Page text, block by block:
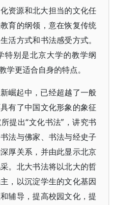
资源和北大担当的文化任
育的纲领，意在恢复传统
活方式和书法感受方式。
特别是北京大学的教学纲
学更适合自身的特点。
崛起中，已经超越了一般
有了中国文化形象的象征
提出“文化书法”，讲究书
法与佛家、书法与经史子
厚关系，并由此显示北京
。北大书法将以北大的哲
，以沉淀学生的文化基因
辅导，提高校园文化，提